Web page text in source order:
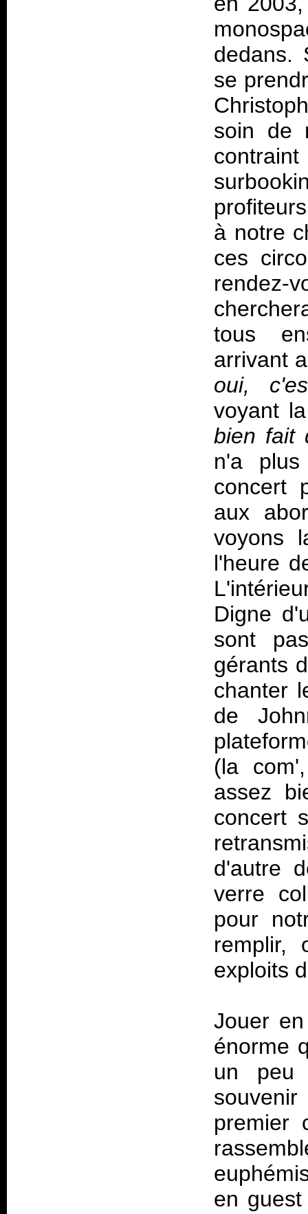
dedans.
se
soin de
à notre
ces
rendez-
tous
arrivant
oui,
voyant
bien fait
n'a
concert
aux
voyons
l'heure
Digne
sont
gérants
chanter
de
(la
assez
concert
d'autre
verre
pour
remplir,
exploits
Jouer
énorme
un peu
premier
en